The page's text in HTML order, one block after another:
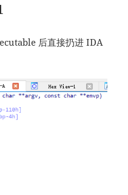
后直接扔进 IDA